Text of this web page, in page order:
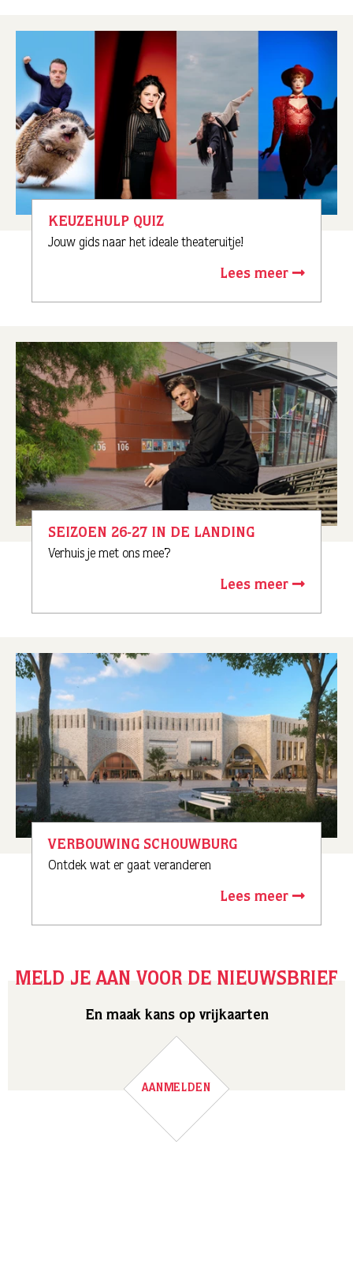
KEUZEHULP QUIZ
Jouw gids naar het ideale theateruitje!
Lees meer
SEIZOEN 26-27 IN DE LANDING
Verhuis je met ons mee?
Lees meer
VERBOUWING SCHOUWBURG
Ontdek wat er gaat veranderen
Lees meer
MELD JE AAN VOOR DE NIEUWSBRIEF
En maak kans op vrijkaarten
AANMELDEN